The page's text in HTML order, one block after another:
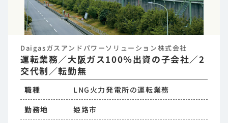
Daigasガスアンドパワーソリューション株式会社
運転業務／大阪ガス100％出資の子会社／2
交代制／転勤無
職種
LNG火力発電所の運転業務
勤務地
姫路市